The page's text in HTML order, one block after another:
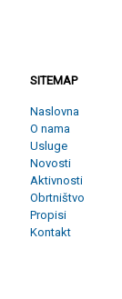
SITEMAP
Naslovna
O nama
Usluge
Novosti
Aktivnosti
Obrtništvo
Propisi
Kontakt